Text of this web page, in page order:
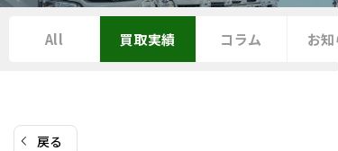
プ
All 買取実績 コラム お知
戻る